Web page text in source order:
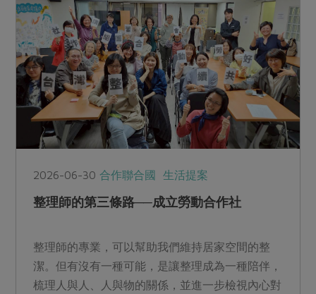
2026-06-30合作聯合國 生活提案
整理師的第三條路──成立勞動合作社
整理師的專業，可以幫助我們維持居家空間的整
潔。但有沒有一種可能，是讓整理成為一種陪伴，
梳理人與人、人與物的關係，並進一步檢視內心對